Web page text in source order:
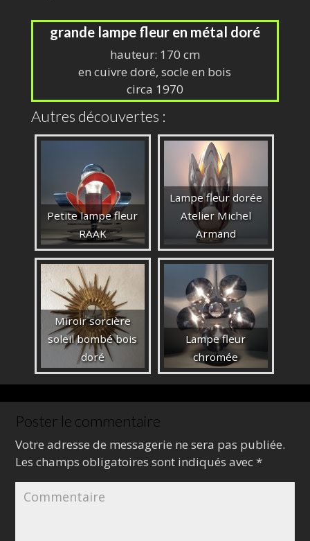
grande lampe fleur en métal doré
hauteur: 170 cm
en cuivre doré, socle en bois
circa 1970
Autres découvertes :
Petite lampe fleur
RAAK
Lampe fleur dorée
Atelier Michel
Armand
Miroir sorcière
soleil bombé bois
doré
Lampe fleur
chromée
Poster le commentaire
Votre adresse de messagerie ne sera pas publiée.
Les champs obligatoires sont indiqués avec*